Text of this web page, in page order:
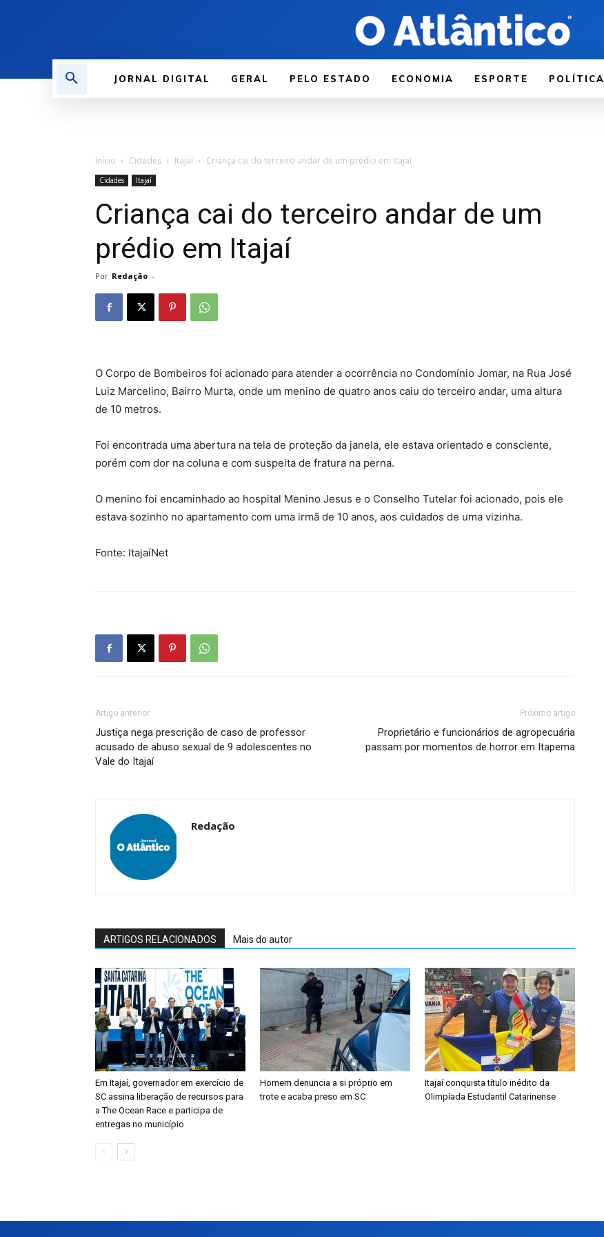
JORNAL DIGITAL GERAL PELO ESTADO ECONOMIA ESPORTE POLÍTICA
Início Cidades Itajaí Criança cai do terceiro andar de um prédio em Itajaí
Cidades Itajaí
Criança cai do terceiro andar de um
prédio em Itajaí
Por Redação -
O Corpo de Bombeiros foi acionado para atender a ocorrência no Condomínio Jomar, na Rua José
Luiz Marcelino, Bairro Murta, onde um menino de quatro anos caiu do terceiro andar, uma altura
de 10 metros.
Foi encontrada uma abertura na tela de proteção da janela, ele estava orientado e consciente,
porém com dor na coluna e com suspeita de fratura na perna.
O menino foi encaminhado ao hospital Menino Jesus e o Conselho Tutelar foi acionado, pois ele
estava sozinho no apartamento com uma irmã de 10 anos, aos cuidados de uma vizinha.
Fonte: ItajaíNet
Artigo anterior
Justiça nega prescrição de caso de professor
acusado de abuso sexual de 9 adolescentes no
Vale do Itajaí
Próximo artigo
Proprietário e funcionários de agropecuária
passam por momentos de horror em Itapema
Redação
ARTIGOS RELACIONADOS Mais do autor
Em Itajaí, governador em exercício de
SC assina liberação de recursos para
a The Ocean Race e participa de
entregas no município
Homem denuncia a si próprio em
trote e acaba preso em SC
Itajaí conquista título inédito da
Olimpíada Estudantil Catarinense